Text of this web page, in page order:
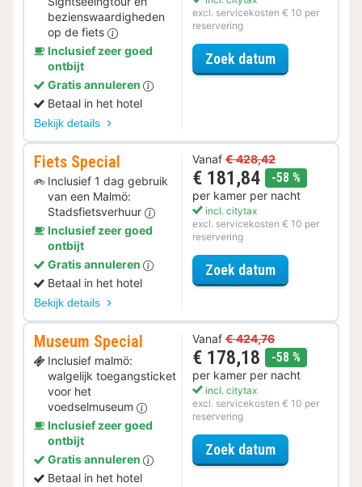
bezienswaardigheden
op de fiets
Inclusief zeer goed
ontbijt
Gratis annuleren
Betaal in het hotel
Bekijk details
excl. servicekosten € 10 per
reservering
Zoek datumvoor Ontdek
Fiets Special
Inclusief 1 dag gebruik
van een Malmö:
Stadsfietsverhuur
Inclusief zeer goed
ontbijt
Gratis annuleren
Betaal in het hotel
Bekijk details
Vanaf € 428,42
€ 181,84 -58 %
per kamer per nacht
incl. citytax
excl. servicekosten € 10 per
reservering
Zoek datumvoor Fiets
Museum Special
Inclusief malmö:
walgelijk toegangsticket
voor het
voedselmuseum
Inclusief zeer goed
ontbijt
Gratis annuleren
Betaal in het hotel
Vanaf € 424,76
€ 178,18 -58 %
per kamer per nacht
incl. citytax
excl. servicekosten € 10 per
reservering
Zoek datumvoor Museum